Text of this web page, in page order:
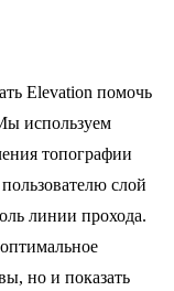
Elevation помочь
используем
топографии
слой
линии прохода.
но и показать